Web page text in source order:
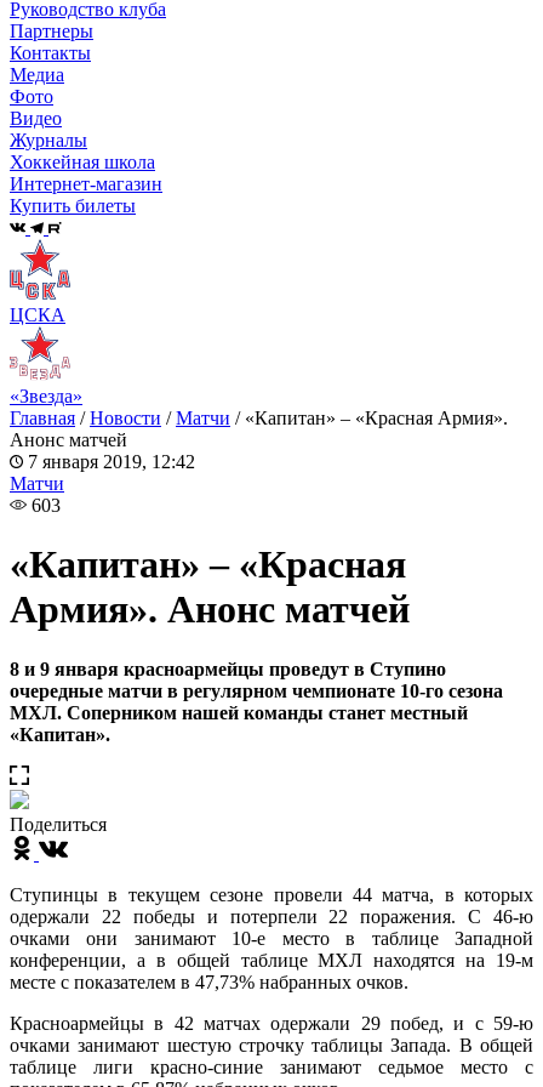
Руководство клуба
Партнеры
Контакты
Медиа
Фото
Видео
Журналы
Хоккейная школа
Интернет-магазин
Купить билеты
ЦСКА
«Звезда»
Главная /Новости /Матчи / «Капитан» – «Красная Армия».
Анонс матчей
7 января 2019, 12:42
Матчи
603
«Капитан» – «Красная
Армия». Анонс матчей
8 и 9 января красноармейцы проведут в Ступино
очередные матчи в регулярном чемпионате 10-го сезона
МХЛ. Соперником нашей команды станет местный
«Капитан».
Поделиться
Ступинцы в текущем сезоне провели 44 матча, в которых
одержали 22 победы и потерпели 22 поражения. С 46-ю
очками они занимают 10-е место в таблице Западной
конференции, а в общей таблице МХЛ находятся на 19-м
месте с показателем в 47,73% набранных очков.
Красноармейцы в 42 матчах одержали 29 побед, и с 59-ю
очками занимают шестую строчку таблицы Запада. В общей
таблице лиги красно-синие занимают седьмое место с